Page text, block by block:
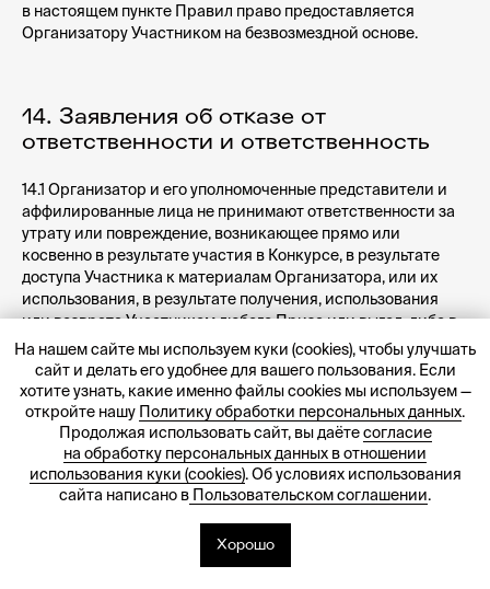
На нашем сайте мы используем куки (cookies), чтобы улучшать
сайт и делать его удобнее для вашего пользования. Если
хотите узнать, какие именно файлы cookies мы используем —
откройте нашу
Политику обработки персональных данных.
Продолжая использовать сайт, вы даёте согласие
на обработку персональных данных в отношении
использования куки (cookies). Об условиях использования
сайта написано в
Пользовательском соглашении.
Хорошо
в настоящем пункте Правил право предоставляется
Организатору Участником на безвозмездной основе.
14. Заявления об отказе от
ответственности и ответственность
14.1 Организатор и его уполномоченные представители и
аффилированные лица не принимают ответственности за
утрату или повреждение, возникающее прямо или
косвенно в результате участия в Конкурсе, в результате
доступа Участника к материалам Организатора, или их
использования, в результате получения, использования
или возврата Участником любого Приза или выгод, либо в
результате неспособности Участника получить,
использовать или возвратить Приз или выгоды.
14.2 Организатор, его уполномоченные представители и
аффилированные лица не несут ответственности за:
14.2.1 технические сбои любого рода, в том числе
неисправность телефонов, компьютеров, сетей,
аппаратных средств или программного обеспечения;
Организатора или какого-либо сервиса;